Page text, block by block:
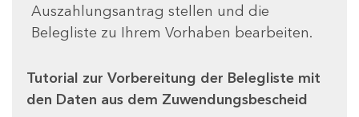
Auszahlungsantrag stellen und die
Belegliste zu Ihrem Vorhaben bearbeiten.
Tutorial zur Vorbereitung der Belegliste mit
den Daten aus dem Zuwendungsbescheid